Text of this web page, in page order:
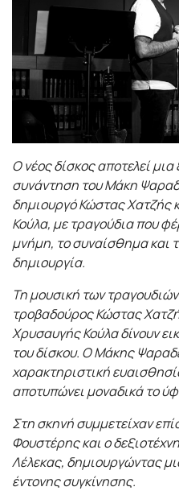
Ο νέος δίσκος αποτελεί
συνάντηση του Μάκη
δημιουργό Κώστας Χατζής
Κούλα, με τραγούδια που
μνήμη, το συναίσθημα και
δημιουργία.
Τη μουσική των
τροβαδούρος Κώστας
Χρυσαυγής Κούλα δίνουν
του δίσκου. Ο Μάκης
χαρακτηριστική
αποτυπώνει μοναδικά το
Στη σκηνή συμμετείχαν
Φουστέρης και ο
Λέλεκας, δημιουργώντας
έντονης συγκίνησης.